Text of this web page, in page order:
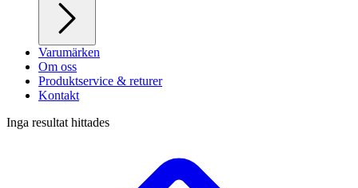
Varumärken
Om oss
Produktservice & returer
Kontakt
Inga resultat hittades